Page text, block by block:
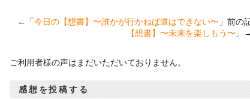
←「今日の【想書】〜誰かが行かねば道はできない〜 」前
【想書】〜未来を楽しもう〜 」→
ご利用者様の声はまだいただいておりません。
感想を投稿する